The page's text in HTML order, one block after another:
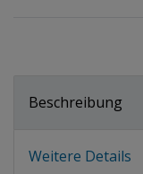
Beschreibung
Weitere Details